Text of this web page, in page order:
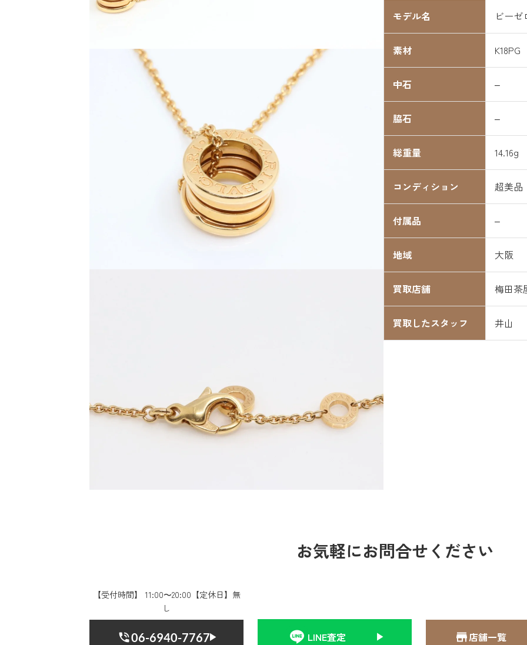
モデル名 ビーゼ
素材 K18PG
中石 –
脇石 –
総重量 14.16g
コンディション 超美品
付属品 –
地域 大阪
買取店舗 梅田茶
買取したスタッフ 井山
お気軽にお問合せください
【受付時間】 11:00〜20:00【定休日】無
し
06-6940-7767 LINE査定 店舗一覧